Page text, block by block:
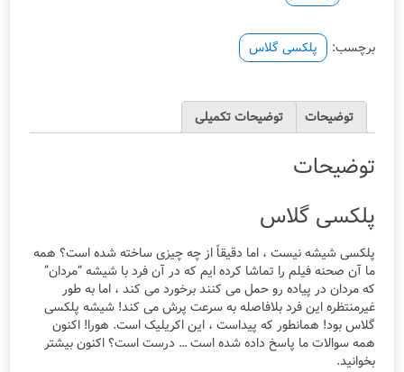
برچسب: پلکسی گلاس
توضیحات توضیحات تکمیلی
توضیحات
پلکسی گلاس
پلکسی شیشه نیست ، اما دقیقاً از چه چیزی ساخته شده است؟ همه
ما آن صحنه فیلم را تماشا کرده ایم که در آن فرد با شیشه “مردان”
که مردان در پیاده رو حمل می کنند برخورد می کند ، اما به طور
غیرمنتظره این فرد بلافاصله به سرعت پرش می کند! شیشه پلکسی
گلاس بود! همانطور که پیداست ، این اکریلیک است. هورا! اکنون
همه سوالات ما پاسخ داده شده است … درست است؟ اکنون بیشتر
بخوانید.